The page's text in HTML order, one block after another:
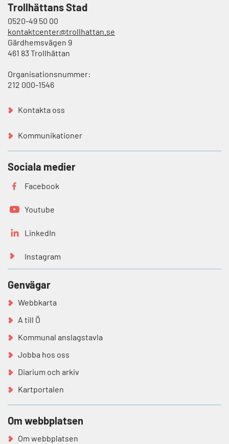
Trollhättans Stad
0520-49 50 00
kontaktcenter@trollhattan.se
Gärdhemsvägen 9
461 83 Trollhättan
Organisationsnummer:
212 000-1546
Kontakta oss
Kommunikationer
Sociala medier
Facebook
Youtube
LinkedIn
Instagram
Genvägar
Webbkarta
A till Ö
Kommunal anslagstavla
Jobba hos oss
Diarium och arkiv
Kartportalen
Om webbplatsen
Om webbplatsen